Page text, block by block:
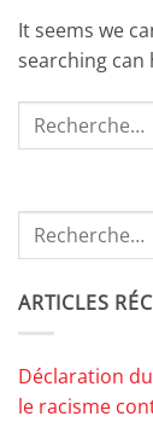
It seems we
searching can
ARTICLES
Déclaration
le racisme